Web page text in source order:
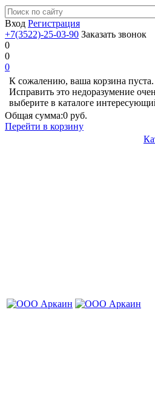
Вход Регистрация
+7(3522)-25-03-90 Заказать звонок
0
0
0
К сожалению, ваша корзина пуста.
Исправить это недоразумение
выберите в каталоге
Общая сумма:0 руб.
Перейти в корзину